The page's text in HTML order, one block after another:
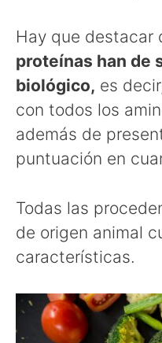
Hay que destacar
proteínas han de
biológico, es
con todos los
además de
puntuación en
Todas las
de origen animal
características.